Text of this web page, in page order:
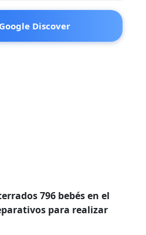
Discover
796 bebés en el
para realizar